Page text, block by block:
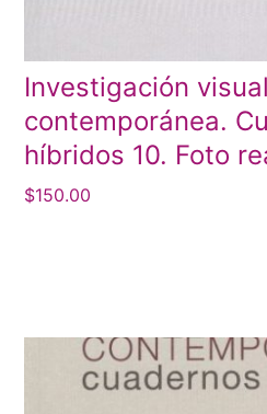
Investigación visual
contemporánea.
híbridos 10. Foto
$150.00